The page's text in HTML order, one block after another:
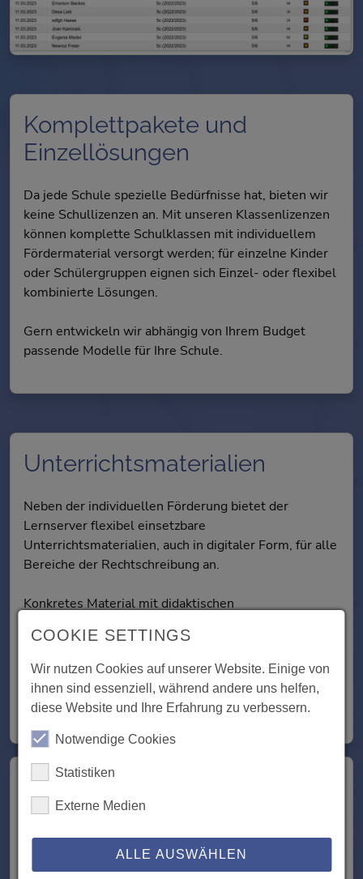
Komplettpakete und
Einzellösungen
Da jede Schule spezielle Bedürfnisse hat, bieten wir
keine Schullizenzen an. Mit unseren Klassenlizenzen
können komplette Schulklassen mit individuellem
Fördermaterial versorgt werden; für einzelne Kinder
oder Schülergruppen eignen sich Einzel- oder flexibel
kombinierte Lösungen.
Gern entwickeln wir abhängig von Ihrem Budget
passende Modelle für Ihre Schule.
Unter­richts­materialien
Neben der individuellen Förderung bietet der
Lernserver flexibel einsetzbare
Unterrichtsmaterialien, auch in digitaler Form, für alle
Bereiche der Rechtschreibung an.
Konkretes Material mit didaktischen
punktuelle Bearbeitung von Fehlerschwerpunkten,
für die Einführung neuer Rechtschreibthemen sowie
für die sinnvolle Gestaltung von Vertretungsstunden.
Förderkonzepte
Fördermaterialien gibt es verschiedene Szenarien.
COOKIE SETTINGS
Wir nutzen Cookies auf unserer Website. Einige von
ihnen sind essenziell, während andere uns helfen,
diese Website und Ihre Erfahrung zu verbessern.
Notwendige Cookies
Statistiken
Externe Medien
ALLE AUSWÄHLEN